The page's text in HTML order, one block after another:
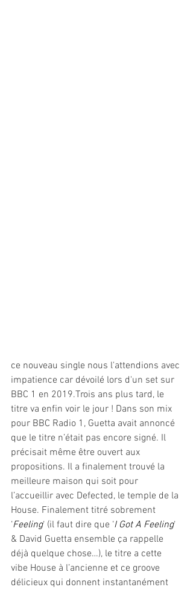
ce nouveau single nous l'attendions avec
impatience car dévoilé lors d'un set sur
BBC 1 en 2019.Trois ans plus tard, le
titre va enfin voir le jour ! Dans son mix
pour BBC Radio 1, Guetta avait annoncé
que le titre n’était pas encore signé. Il
précisait même être ouvert aux
propositions. Il a finalement trouvé la
meilleure maison qui soit pour
l’accueillir avec Defected, le temple de la
House. Finalement titré sobrement
‘Feeling‘ (il faut dire que ‘I Got A Feeling‘
& David Guetta ensemble ça rappelle
déjà quelque chose…), le titre a cette
vibe House à l’ancienne et ce groove
délicieux qui donnent instantanément